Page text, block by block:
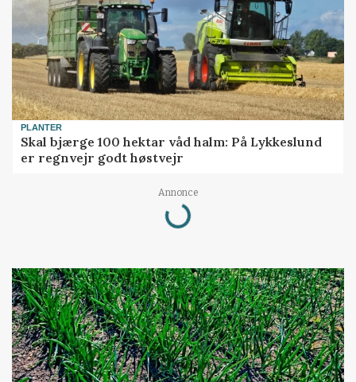
PLANTER
Skal bjærge 100 hektar våd halm: På Lykkeslund
er regnvejr godt høstvejr
Annonce
Loading...